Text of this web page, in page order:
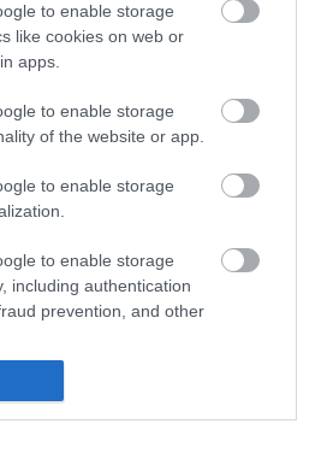
to enable storage
like cookies on web or
apps.
to enable storage
of the website or app.
to enable storage
to enable storage
including authentication
prevention, and other
legfrissebb hírei:
a szomjazó gólyát megmentő
minden zöldebb
német katonai motorkerékpár
hogy jövő kedden legyen
adott inni egy férfi Tiszakécskénél -
rögzített a kamera
elpusztult borját vitte magával egy